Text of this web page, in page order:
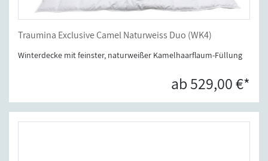
Traumina Exclusive Camel Naturweiss Duo (WK4)
Winterdecke mit feinster, naturweißer Kamelhaarflaum-Füllung
ab 529,00 €*